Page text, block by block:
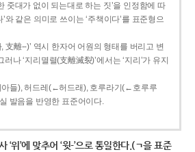
줏대가 없이 되는대로 하는 짓’을 인정함에 따
와 같은 의미로 쓰이는 ‘주책이다’를 표준형으
離--)’ 역시 한자어 어원의 형태를 버리고 변
나 ‘지리멸렬(支離滅裂)’에서는 ‘지리’가 유지
들), 허드레(←허드래), 호루라기(←호루루
발음을 반영한 표준어이다.
사 ‘위’에 맞추어 ‘윗-’으로 통일한다.(ㄱ을 표준